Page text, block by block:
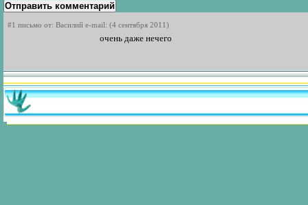
Отправить комментарий
#1 письмо от: Василий e-mail: (4 сентября 2011)
очень даже нечего